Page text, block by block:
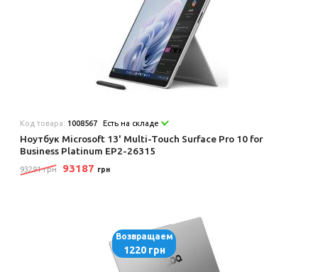
Код товара: 1008567 Есть на складе
Ноутбук Microsoft 13' Multi-Touch Surface Pro 10 for
Business Platinum EP2-26315
93291 грн 93187 грн
Возвращаем
1220 грн